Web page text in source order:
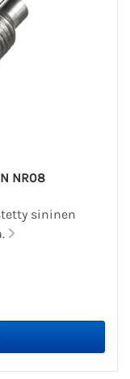
NR08
sininen